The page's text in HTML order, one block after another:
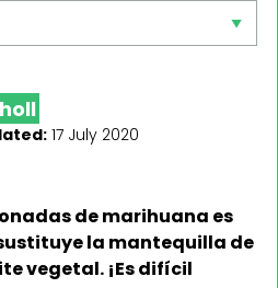
17 July 2020
de marihuana es
la mantequilla de
vegetal. ¡Es difícil